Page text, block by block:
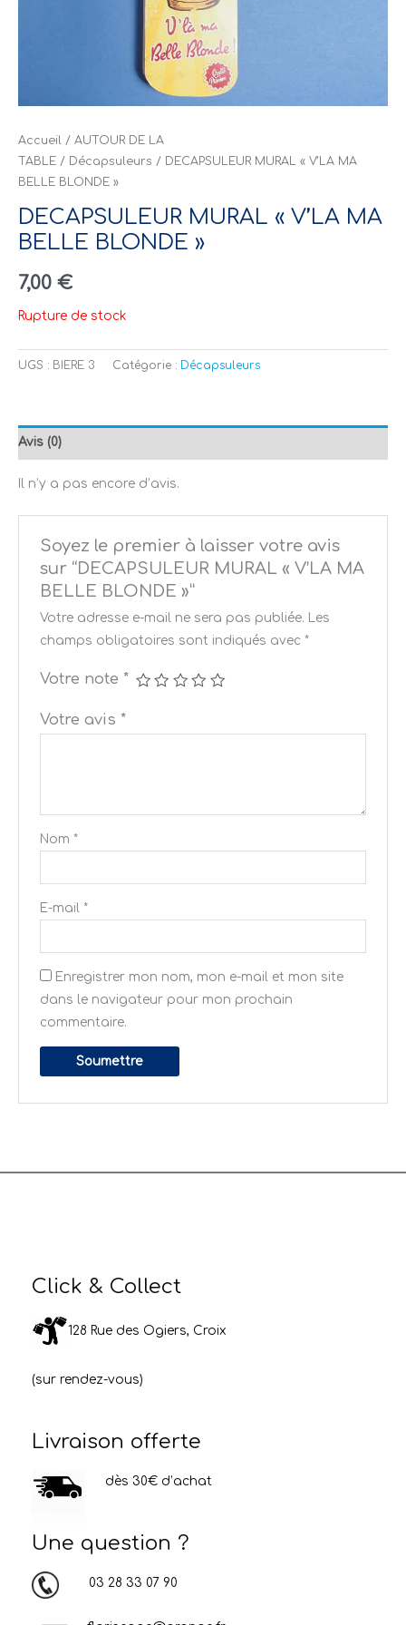
Accueil / AUTOUR DE LA
TABLE / Décapsuleurs / DECAPSULEUR MURAL « V’LA MA
BELLE BLONDE »
DECAPSULEUR MURAL « V’LA MA
BELLE BLONDE »
7,00 €
Rupture de stock
UGS : BIERE 3 Catégorie : Décapsuleurs
Avis (0)
Il n’y a pas encore d’avis.
Soyez le premier à laisser votre avis
sur “DECAPSULEUR MURAL « V’LA MA
BELLE BLONDE »”
Votre adresse e-mail ne sera pas publiée.
Les
champs obligatoires sont indiqués avec *
Votre note *
Votre avis *
Nom *
E-mail *
Enregistrer mon nom, mon e-mail et mon site
dans le navigateur pour mon prochain
commentaire.
Click & Collect
128 Rue des Ogiers, Croix
(sur rendez-vous)
Livraison offerte
dès 30€ d’achat
Une question ?
03 28 33 07 90